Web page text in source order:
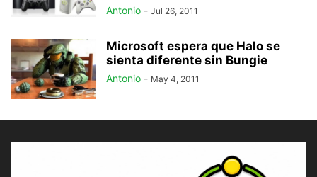
Antonio - Jul 26, 2011
Microsoft espera que Halo se
sienta diferente sin Bungie
Antonio - May 4, 2011